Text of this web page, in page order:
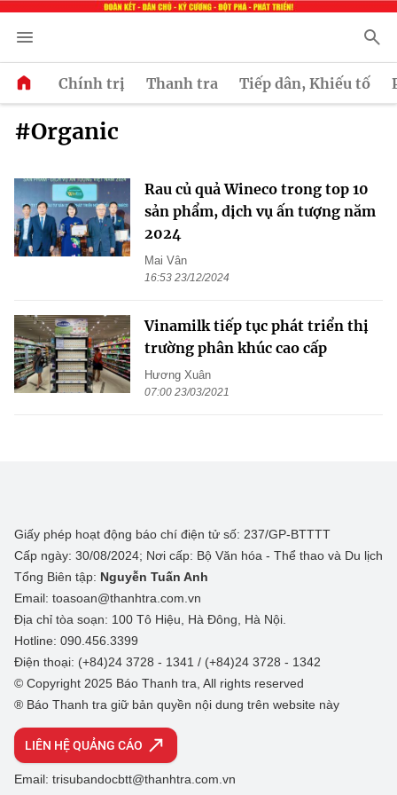
Chính trị Thanh tra Tiếp dân, Khiếu tố
#Organic
Rau củ quả Wineco trong top 10
sản phẩm, dịch vụ ấn tượng năm
2024
Mai Vân
16:53 23/12/2024
Vinamilk tiếp tục phát triển thị
trường phân khúc cao cấp ​
Hương Xuân
07:00 23/03/2021
Giấy phép hoạt động báo chí điện tử số: 237/GP-BTTTT
Cấp ngày: 30/08/2024; Nơi cấp: Bộ Văn hóa - Thể thao và Du lịch
Tổng Biên tập: Nguyễn Tuấn Anh
Email: toasoan@thanhtra.com.vn
Địa chỉ tòa soạn: 100 Tô Hiệu, Hà Đông, Hà Nội.
Hotline: 090.456.3399
Điện thoại: (+84)24 3728 - 1341 / (+84)24 3728 - 1342
© Copyright 2025 Báo Thanh tra, All rights reserved
® Báo Thanh tra giữ bản quyền nội dung trên website này
LIÊN HỆ QUẢNG CÁO
Email: trisubandocbtt@thanhtra.com.vn